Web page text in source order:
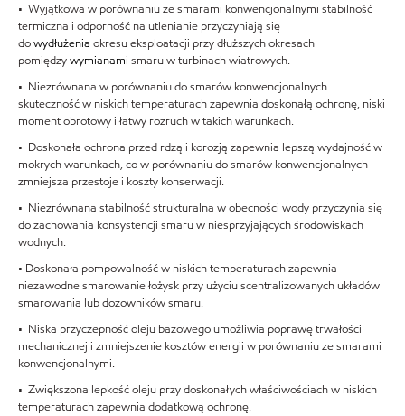
• Wyjątkowa w porównaniu ze smarami konwencjonalnymi stabilność
termiczna i odporność na utlenianie przyczyniają się
dowydłużenia okresu eksploatacji przy dłuższych okresach
pomiędzywymianami smaru w turbinach wiatrowych.
• Niezrównana w porównaniu do smarów konwencjonalnych
skuteczność w niskich temperaturach zapewnia doskonałą ochronę, niski
moment obrotowy i łatwy rozruch w takich warunkach.
• Doskonała ochrona przed rdzą i korozją zapewnia lepszą wydajność w
mokrych warunkach, co w porównaniu do smarów konwencjonalnych
zmniejsza przestoje i koszty konserwacji.
• Niezrównana stabilność strukturalna w obecności wody przyczynia się
do zachowania konsystencji smaru w niesprzyjających środowiskach
wodnych.
• Doskonała pompowalność w niskich temperaturach zapewnia
niezawodne smarowanie łożysk przy użyciu scentralizowanych układów
smarowania lub dozowników smaru.
• Niska przyczepność oleju bazowego umożliwia poprawę trwałości
mechanicznej i zmniejszenie kosztów energii w porównaniu ze smarami
konwencjonalnymi.
• Zwiększona lepkość oleju przy doskonałych właściwościach w niskich
temperaturach zapewnia dodatkową ochronę.